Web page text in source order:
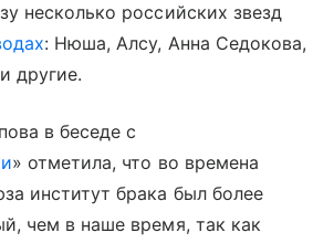
несколько российских звезд
: Нюша, Алсу, Анна Седокова,
другие.
в беседе с
» отметила, что во времена
институт брака был более
чем в наше время, так как